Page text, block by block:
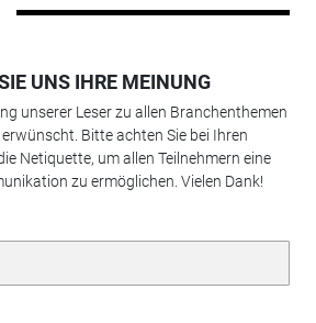
UNS IHRE MEINUNG
unserer Leser zu allen Branchenthemen
Bitte achten Sie bei Ihren
Netiquette, um allen Teilnehmern eine
zu ermöglichen. Vielen Dank!